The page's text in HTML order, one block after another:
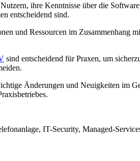
ihre Kenntnisse über die
entscheidend sind.
und Ressourcen im Zusammenhang
sind entscheidend für Praxen, um
Änderungen und Neuigkeiten im
IT-Security, Managed-